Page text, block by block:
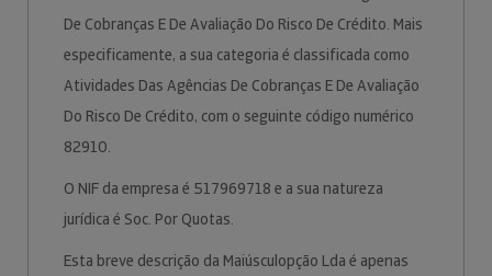
De Cobranças E De Avaliação Do Risco De Crédito. Mais
especificamente, a sua categoria é classificada como
Atividades Das Agências De Cobranças E De Avaliação
Do Risco De Crédito, com o seguinte código numérico
82910.
O NIF da empresa é 517969718 e a sua natureza
jurídica é Soc. Por Quotas.
Esta breve descrição da Maiúsculopção Lda é apenas